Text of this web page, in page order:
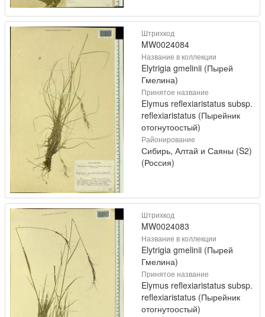
Штрихкод
MW0024084
Название в коллекции
Elytrigia gmelinii (Пырей
Гмелина)
Принятое название
Elymus reflexiaristatus subsp.
reflexiaristatus (Пырейник
отогнутоостый)
Районирование
Сибирь, Алтай и Саяны (S2)
(Россия)
Штрихкод
MW0024083
Название в коллекции
Elytrigia gmelinii (Пырей
Гмелина)
Принятое название
Elymus reflexiaristatus subsp.
reflexiaristatus (Пырейник
отогнутоостый)